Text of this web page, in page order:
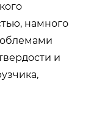
намного
и